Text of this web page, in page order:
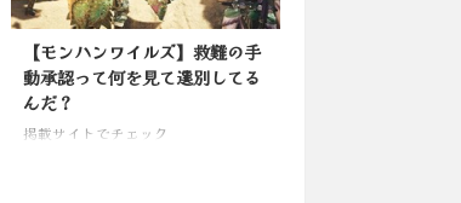
【モンハンワイルズ】救難の手
動承認って何を見て選別してる
んだ？
掲載サイトでチェック